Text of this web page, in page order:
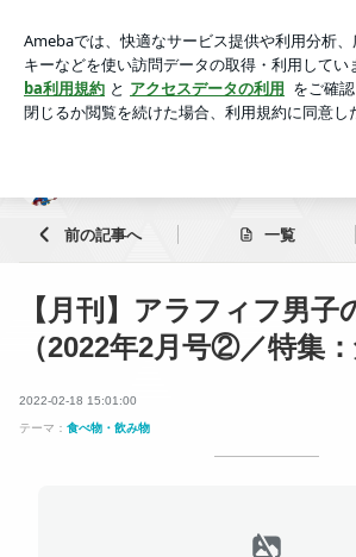
魚類） | バツイチうっちぃのお一人様の
アプリをダウンロードして ブログの更新通知
ょう。
前の記事へ 一覧
【月刊】アラフィフ男子
（2022年2月号②／特集：
2022-02-18 15:01:00
テーマ： 食べ物・飲み物